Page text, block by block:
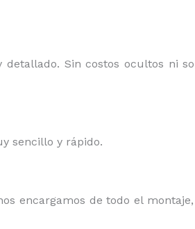
Sin costos ocultos ni
sencillo y rápido.
encargamos de todo el